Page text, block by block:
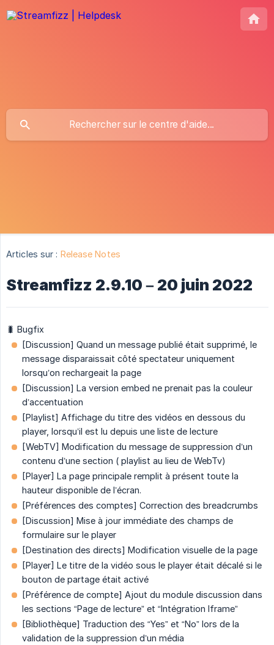
Articles sur : Release Notes
Streamfizz 2.9.10 – 20 juin 2022
🐛 Bugfix
[Discussion] Quand un message publié était supprimé, le
message disparaissait côté spectateur uniquement
lorsqu’on rechargeait la page
[Discussion] La version embed ne prenait pas la couleur
d’accentuation
[Playlist] Affichage du titre des vidéos en dessous du
player, lorsqu’il est lu depuis une liste de lecture
[WebTV] Modification du message de suppression d’un
contenu d’une section ( playlist au lieu de WebTv)
[Player] La page principale remplit à présent toute la
hauteur disponible de l’écran.
[Préférences des comptes] Correction des breadcrumbs
[Discussion] Mise à jour immédiate des champs de
formulaire sur le player
[Destination des directs] Modification visuelle de la page
[Player] Le titre de la vidéo sous le player était décalé si le
bouton de partage était activé
[Préférence de compte] Ajout du module discussion dans
les sections “Page de lecture” et “Intégration Iframe”
[Bibliothèque] Traduction des “Yes” et “No” lors de la
validation de la suppression d’un média